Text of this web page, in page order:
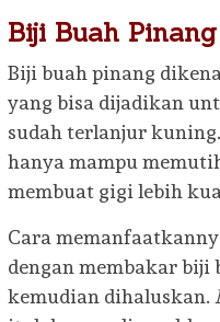
Biji Buah Pinang
Biji buah pinang
yang bisa dijadikan
sudah terlanjur
hanya mampu
membuat gigi lebih
Cara
dengan membakar biji
kemudian dihaluskan.